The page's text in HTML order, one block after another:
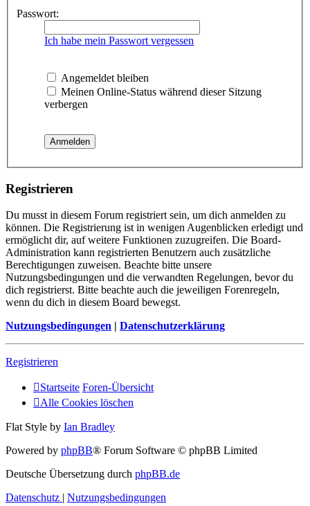
Passwort:
Ich habe mein Passwort vergessen
Angemeldet bleiben
Meinen Online-Status während dieser Sitzung
verbergen
Registrieren
Du musst in diesem Forum registriert sein, um dich anmelden zu
können. Die Registrierung ist in wenigen Augenblicken erledigt und
ermöglicht dir, auf weitere Funktionen zuzugreifen. Die Board-
Administration kann registrierten Benutzern auch zusätzliche
Berechtigungen zuweisen. Beachte bitte unsere
Nutzungsbedingungen und die verwandten Regelungen, bevor du
dich registrierst. Bitte beachte auch die jeweiligen Forenregeln,
wenn du dich in diesem Board bewegst.
Nutzungsbedingungen | Datenschutzerklärung
Registrieren
Startseite Foren-Übersicht
Alle Cookies löschen
Flat Style by Ian Bradley
Powered by phpBB® Forum Software © phpBB Limited
Deutsche Übersetzung durch phpBB.de
Datenschutz | Nutzungsbedingungen